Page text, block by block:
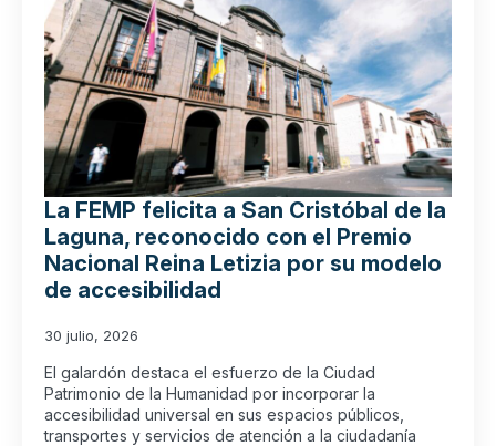
La FEMP felicita a San Cristóbal de la
Laguna, reconocido con el Premio
Nacional Reina Letizia por su modelo
de accesibilidad
30 julio, 2026
El galardón destaca el esfuerzo de la Ciudad
Patrimonio de la Humanidad por incorporar la
accesibilidad universal en sus espacios públicos,
transportes y servicios de atención a la ciudadanía